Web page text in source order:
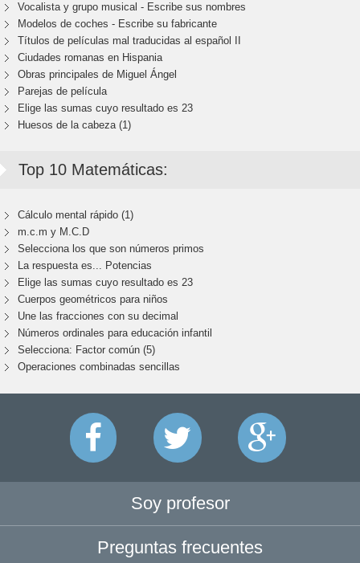
Vocalista y grupo musical - Escribe sus nombres
Modelos de coches - Escribe su fabricante
Títulos de películas mal traducidas al español II
Ciudades romanas en Hispania
Obras principales de Miguel Ángel
Parejas de película
Elige las sumas cuyo resultado es 23
Huesos de la cabeza (1)
Top 10 Matemáticas:
Cálculo mental rápido (1)
m.c.m y M.C.D
Selecciona los que son números primos
La respuesta es... Potencias
Elige las sumas cuyo resultado es 23
Cuerpos geométricos para niños
Une las fracciones con su decimal
Números ordinales para educación infantil
Selecciona: Factor común (5)
Operaciones combinadas sencillas
Soy profesor
Preguntas frecuentes